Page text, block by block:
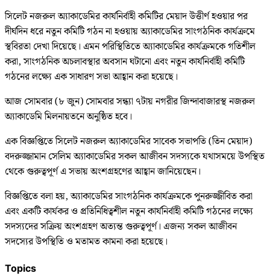
সিলেট নজরুল অ্যাকাডেমির কার্যনির্বাহী কমিটির মেয়াদ উত্তীর্ণ হওয়ার পর
দীর্ঘদিন ধরে নতুন কমিটি গঠন না হওয়ায় অ্যাকাডেমির সাংগঠনিক কার্যক্রমে
স্থবিরতা দেখা দিয়েছে। এমন পরিস্থিতিতে অ্যাকাডেমির কার্যক্রমকে গতিশীল
করা, সাংগঠনিক অচলাবস্থার অবসান ঘটানো এবং নতুন কার্যনির্বাহী কমিটি
গঠনের লক্ষ্যে এক সাধারণ সভা আহ্বান করা হয়েছে।
আজ সোমবার (৮ জুন) সোমবার সন্ধ্যা ৭টায় নগরীর জিন্দাবাজারস্থ নজরুল
অ্যাকাডেমি মিলনায়তনে অনুষ্ঠিত হবে।
এক বিজ্ঞপ্তিতে সিলেট নজরুল অ্যাকাডেমির সাবেক সভাপতি (তিন মেয়াদ)
বদরুজ্জামান সেলিম অ্যাকাডেমির সকল আজীবন সদস্যকে যথাসময়ে উপস্থিত
থেকে গুরুত্বপূর্ণ এ সভায় অংশগ্রহণের আহ্বান জানিয়েছেন।
বিজ্ঞপ্তিতে বলা হয়, অ্যাকাডেমির সাংগঠনিক কার্যক্রমকে পুনরুজ্জীবিত করা
এবং একটি কার্যকর ও প্রতিনিধিত্বশীল নতুন কার্যনির্বাহী কমিটি গঠনের লক্ষ্যে
সদস্যদের সক্রিয় অংশগ্রহণ অত্যন্ত গুরুত্বপূর্ণ। এজন্য সকল আজীবন
সদস্যের উপস্থিতি ও মতামত কামনা করা হয়েছে।
Topics